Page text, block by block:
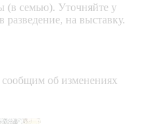
(в семью). Уточняйте у
на выставку.
об изменениях